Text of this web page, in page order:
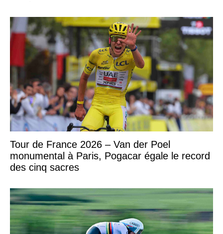
Tour de France 2026 – Van der Poel
monumental à Paris, Pogacar égale le record
des cinq sacres